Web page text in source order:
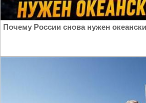
Почему России снова нужен